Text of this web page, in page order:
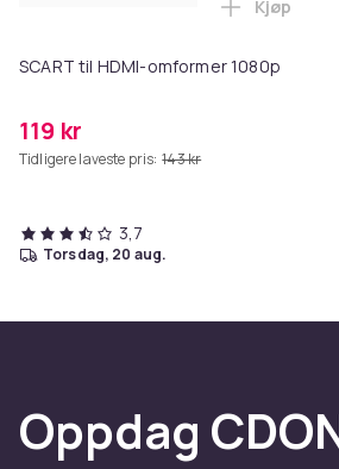
SCART til HDMI-omformer 1080p
119 kr
Tidligere laveste pris: 143 kr
Legg
Kjøp
3,7
torsdag, 20 aug.
Oppdag